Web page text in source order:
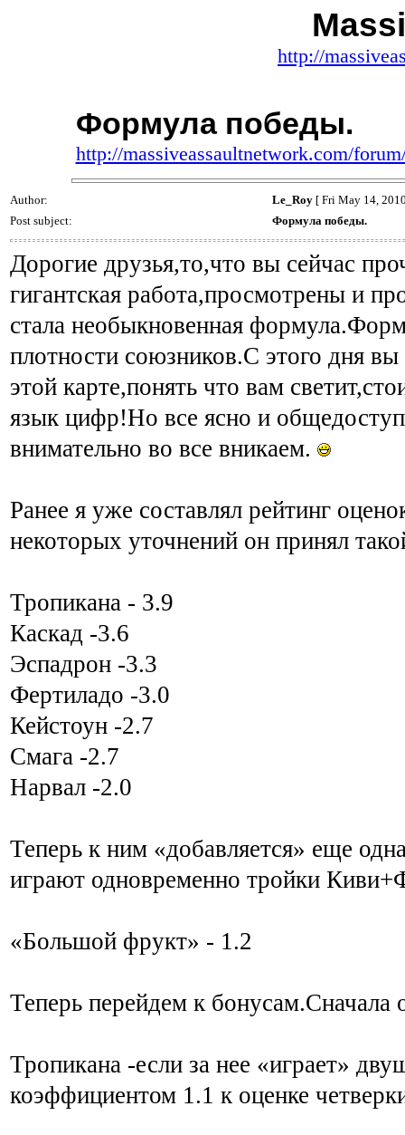
http://
Формула победы.
http://massiveassaultnetwork.com/
Author: Le_Roy [ Fri May 14,
Post subject:
Формула победы.
Дорогие друзья,то,что вы сейчас
гигантская работа,просмотрены и
стала необыкновенная
плотности союзников.С этого дня
этой карте,понять что вам
язык цифр!Но все ясно и
внимательно во все вникаем.
Ранее я уже составлял рейтинг
некоторых уточнений он принял
Тропикана - 3.9
Каскад -3.6
Эспадрон -3.3
Фертиладо -3.0
Кейстоун -2.7
Смага -2.7
Нарвал -2.0
Теперь к ним «добавляется» еще
играют одновременно тройки
«Большой фрукт» - 1.2
Теперь перейдем к
Тропикана -если за нее «играет»
коэффициентом 1.1 к оценке